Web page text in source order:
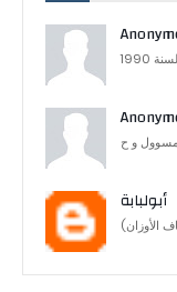
أبولبابة